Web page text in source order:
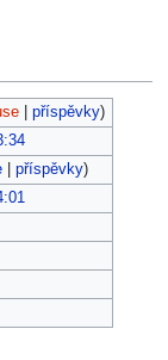
| příspěvky)
| příspěvky)